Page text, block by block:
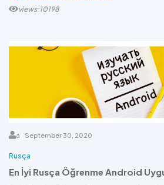
views:10198
a September 30, 2020
Rusça
En İyi Rusça Öğrenme Android